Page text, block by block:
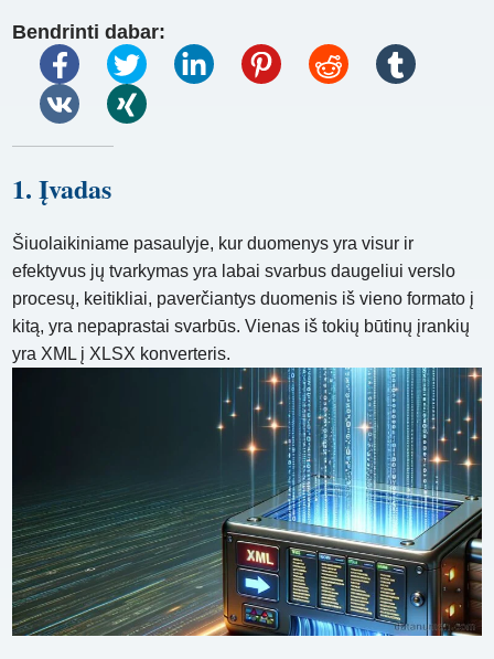
Bendrinti dabar:
1. Įvadas
Šiuolaikiniame pasaulyje, kur duomenys yra visur ir
efektyvus jų tvarkymas yra labai svarbus daugeliui verslo
procesų, keitikliai, paverčiantys duomenis iš vieno formato į
kitą, yra nepaprastai svarbūs. Vienas iš tokių būtinų įrankių
yra XML į XLSX konverteris.